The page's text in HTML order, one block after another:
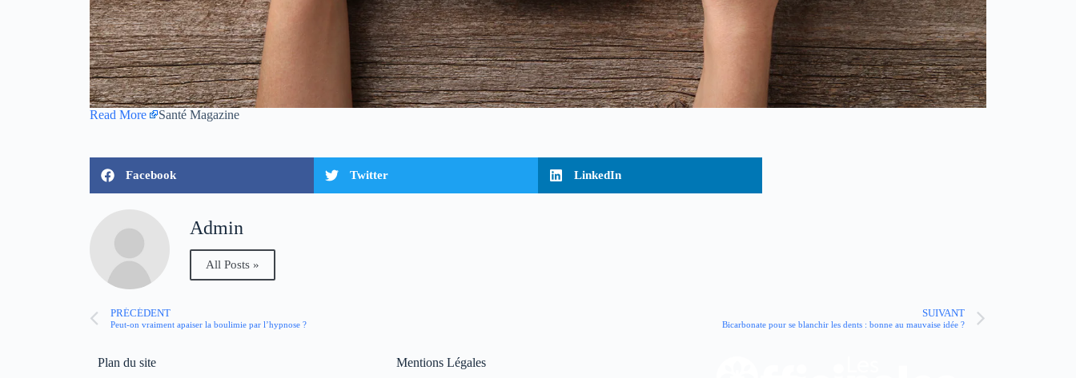
Read More Santé Magazine
Facebook Twitter LinkedIn
Admin
All Posts »
PRÉCÉDENT
Peut-on vraiment apaiser la boulimie par l’hypnose ?
SUIVANT
Bicarbonate pour se blanchir les dents : bonne au mauvaise idée ?
Plan du site Mentions Légales